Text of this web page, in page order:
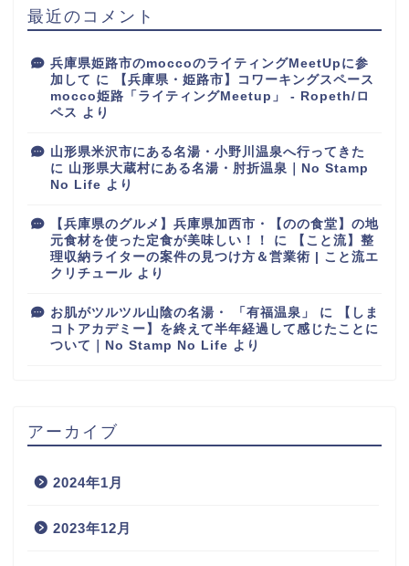
最近のコメント
兵庫県姫路市のmoccoのライティングMeetUpに参
加して に
【兵庫県・姫路市】コワーキングスペース
mocco姫路「ライティングMeetup」 - Ropeth/ロ
ペス より
山形県米沢市にある名湯・小野川温泉へ行ってきた
に 山形県大蔵村にある名湯・肘折温泉｜No Stamp
No Life より
【兵庫県のグルメ】兵庫県加西市・【のの食堂】の地
元食材を使った定食が美味しい！！
に
【こと流】整
理収納ライターの案件の見つけ方＆営業術 | こと流エ
クリチュール より
お肌がツルツル山陰の名湯・ 「有福温泉」 に
【しま
コトアカデミー】を終えて半年経過して感じたことに
ついて｜No Stamp No Life より
アーカイブ
2024年1月
2023年12月